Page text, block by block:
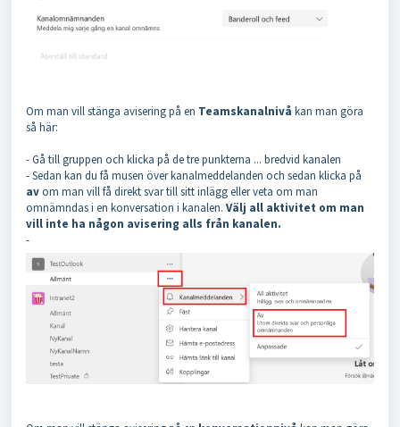
Om man vill stänga avisering på en Teamskanalnivå kan man göra
så här:
- Gå till gruppen och klicka på de tre punkterna ... bredvid kanalen
- Sedan kan du få musen över kanalmeddelanden och sedan klicka på
avom man vill få direkt svar till sitt inlägg eller veta om man
omnämndas i en konversation i kanalen. Välj all aktivitet om man
vill inte ha någon avisering alls från kanalen.
-